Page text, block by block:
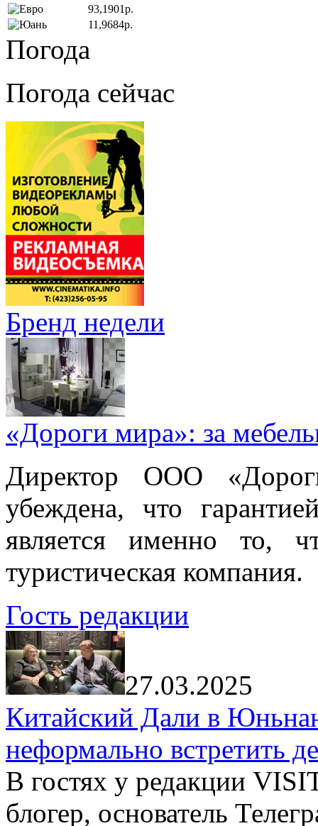
93,1901р.
11,9684р.
Погода
Погода сейчас
Бренд недели
«Дороги мира»: за
Директор ООО
убеждена, что
является именно то,
туристическая компания.
Гость редакции
27.03.2025
Китайский Дали в
неформально встретить
В гостях у редакции
блогер, основатель